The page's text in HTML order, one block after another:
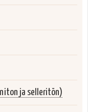
ja selleritön)